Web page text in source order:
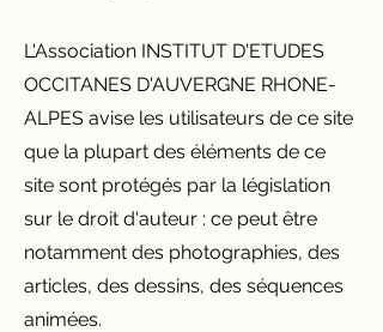
​​L'Association INSTITUT D'ETUDES
OCCITANES D'AUVERGNE RHONE-
ALPES avise les utilisateurs de ce site
que la plupart des éléments de ce
site sont protégés par la législation
sur le droit d'auteur : ce peut être
notamment des photographies, des
articles, des dessins, des séquences
animées.